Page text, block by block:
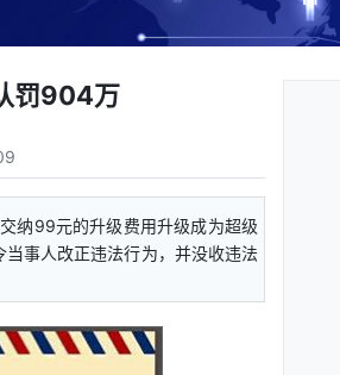
罚904万
纳99元的升级费用升级成为超级
事人改正违法行为，并没收违法